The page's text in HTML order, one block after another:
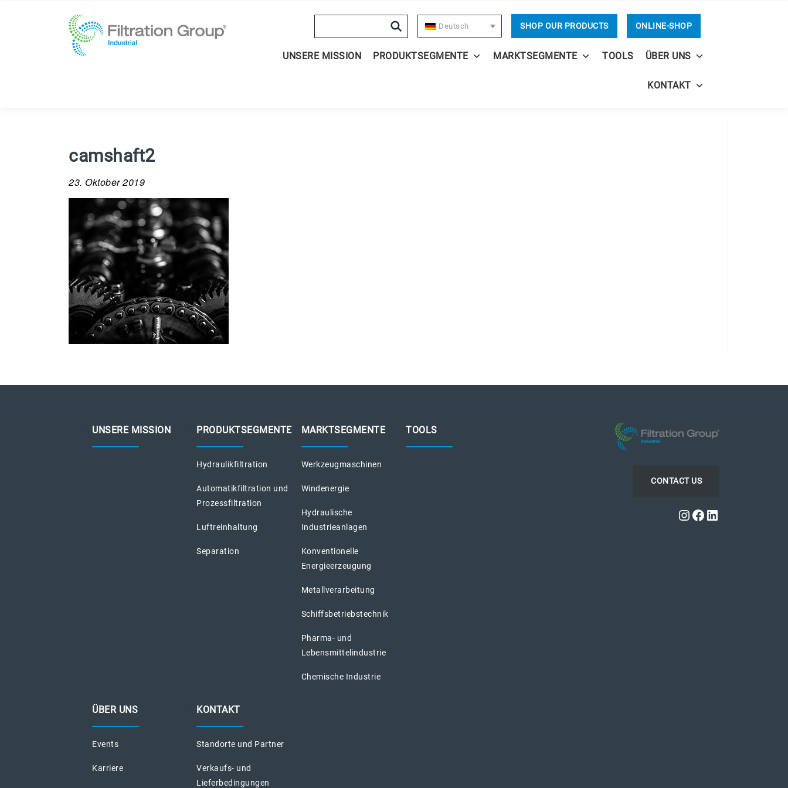
Deutsch SHOP OUR PRODUCTS ONLINE-SHOP
UNSERE MISSION PRODUKTSEGMENTE MARKTSEGMENTE TOOLS ÜBER UNS
KONTAKT
camshaft2
23. Oktober 2019
UNSERE MISSION PRODUKTSEGMENTE
Hydraulikfiltration
Automatikfiltration und
Prozessfiltration
Luftreinhaltung
Separation
MARKTSEGMENTE
Werkzeugmaschinen
Windenergie
Hydraulische
Industrieanlagen
Konventionelle
Energieerzeugung
Metallverarbeitung
Schiffsbetriebstechnik
Pharma- und
Lebensmittelindustrie
Chemische Industrie
TOOLS
ÜBER UNS
Events
Karriere
KONTAKT
Standorte und Partner
Verkaufs- und
Lieferbedingungen
CONTACT US
Instagram
Facebook
LinkedIn